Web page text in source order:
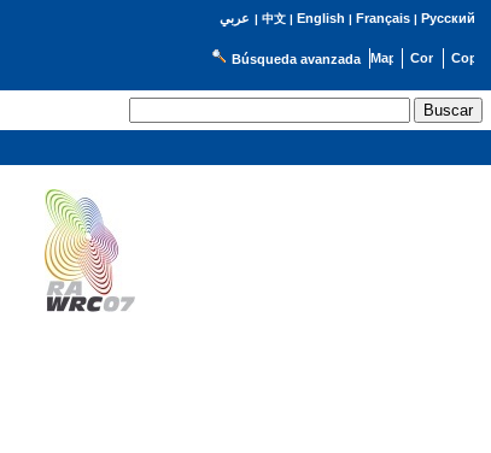
عربي | 中文| English | Français| Русский
Búsqueda avanzada